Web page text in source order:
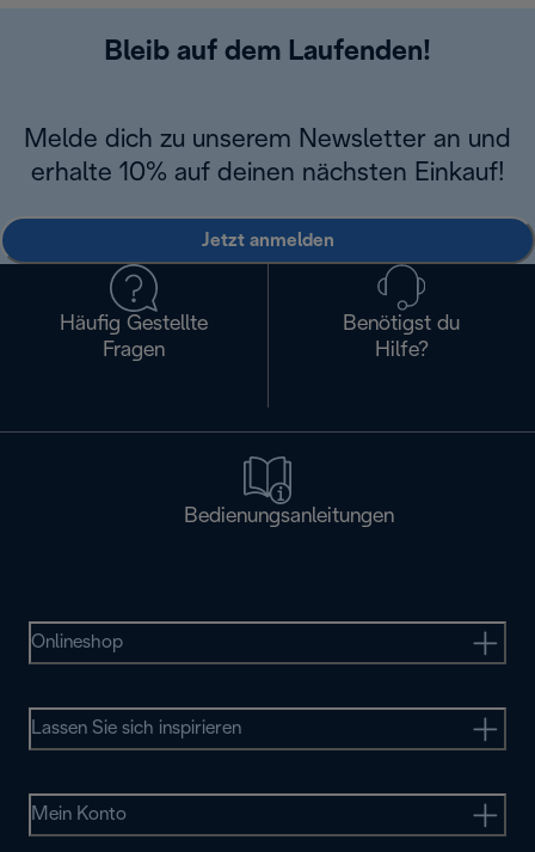
Bleib auf dem Laufenden!
Melde dich zu unserem Newsletter an und
erhalte 10% auf deinen nächsten Einkauf!
Jetzt anmelden
Häufig Gestellte
Fragen
Benötigst du
Hilfe?
Bedienungsanleitungen
Onlineshop
Lassen Sie sich inspirieren
Mein Konto